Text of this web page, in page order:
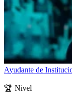
Ayudante de
🏆 Nivel